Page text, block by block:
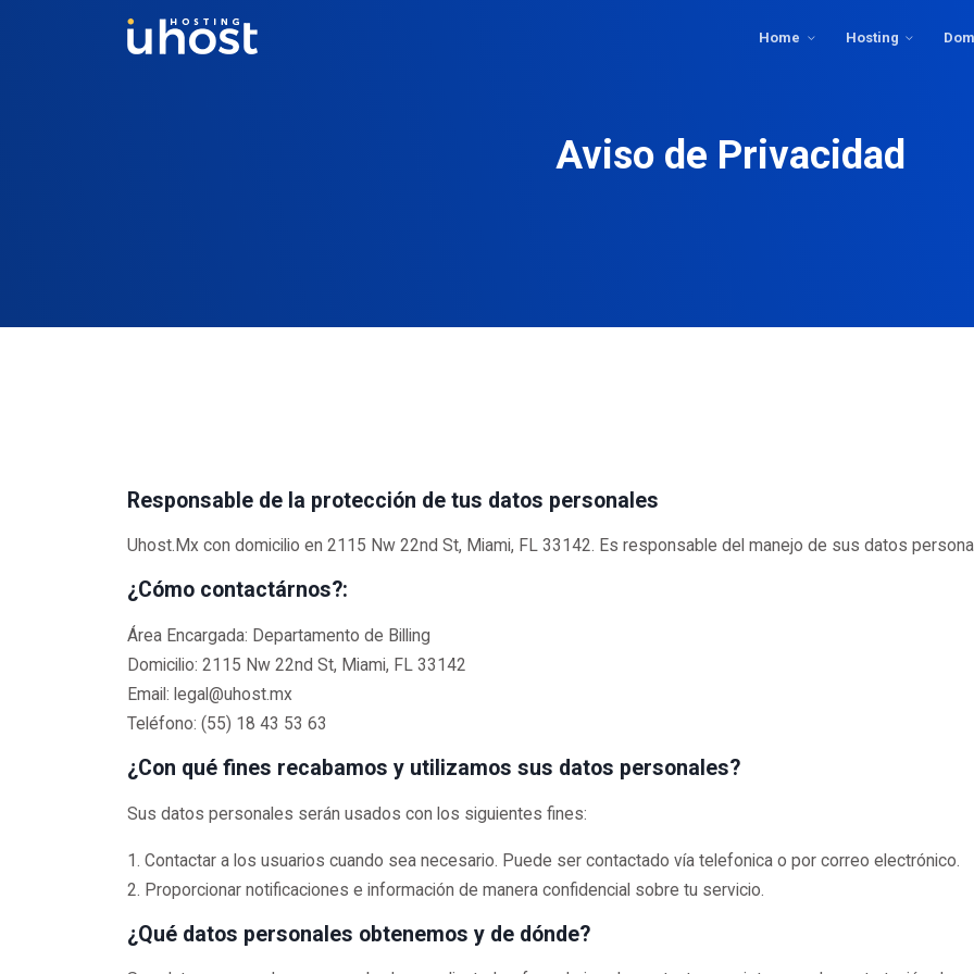
Home Hosting
Aviso de Privacidad
Responsable de la protección de tus datos personales
Uhost.Mx con domicilio en 2115 Nw 22nd St, Miami, FL 33142. Es responsable del manejo de sus datos
¿Cómo contactárnos?:
Área Encargada: Departamento de Billing
Domicilio: 2115 Nw 22nd St, Miami, FL 33142
Email: legal@uhost.mx
Teléfono: (55) 18 43 53 63
¿Con qué fines recabamos y utilizamos sus datos personales?
Sus datos personales serán usados con los siguientes fines:
1. Contactar a los usuarios cuando sea necesario. Puede ser contactado vía telefonica o por correo electrónico.
2. Proporcionar notificaciones e información de manera confidencial sobre tu servicio.
¿Qué datos personales obtenemos y de dónde?